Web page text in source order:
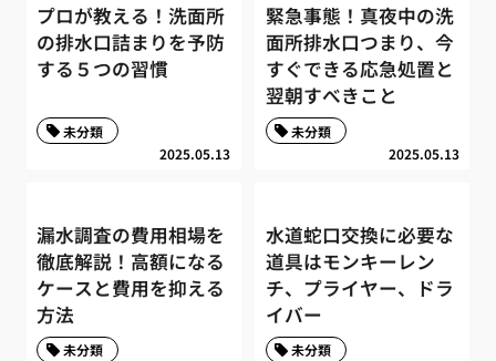
プロが教える！洗面所
の排水口詰まりを予防
する５つの習慣
2025.05.13
未分類
緊急事態！真夜中の洗
面所排水口つまり、今
すぐできる応急処置と
翌朝すべきこと
2025.05.13
未分類
漏水調査の費用相場を
徹底解説！高額になる
ケースと費用を抑える
方法
未分類
水道蛇口交換に必要な
道具はモンキーレン
チ、プライヤー、ドラ
イバー
未分類